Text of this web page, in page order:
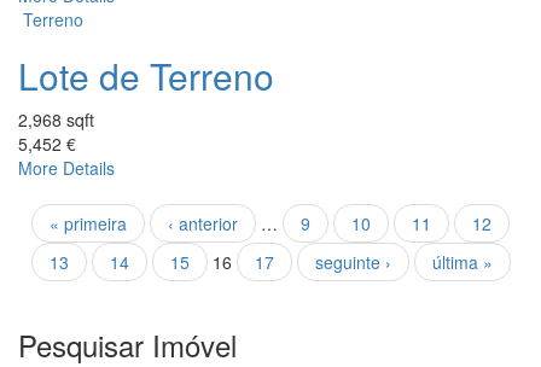
Terreno
Lote de Terreno
2,968 sqft
5,452 €
More Details
Pages
« primeira ‹ anterior … 9 10 11
12
13
14 15 16 17 seguinte › última »
Pesquisar Imóvel